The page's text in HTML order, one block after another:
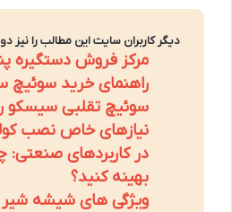
دیگر کاربران سایت این مطالب را نیز
مرکز فروش دستگیره
راهنمای خرید
سوئیچ تقلبی
نیازهای خاص نصب
در کاربردهای صنعتی:
بهینه کنید؟